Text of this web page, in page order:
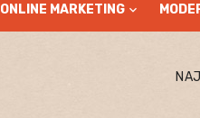
ONLINE MARKETING